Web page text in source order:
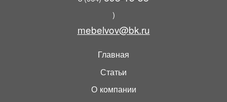
)
mebelvov@bk.ru
Главная
Статьи
О компании